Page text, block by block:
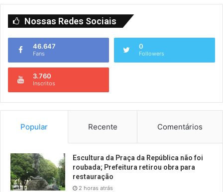
Nossas Redes Sociais
46.647
Fans
0
Followers
3.760
Inscritos
Popular Recente Comentários
Escultura da Praça da República não foi
roubada; Prefeitura retirou obra para
restauração
2 horas atrás